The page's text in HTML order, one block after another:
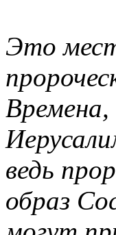
Это
Времена,
ведь
образ